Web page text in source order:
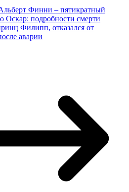
Финни – пятикратный
Оскар: подробности смерти
Филипп, отказался от
аварии